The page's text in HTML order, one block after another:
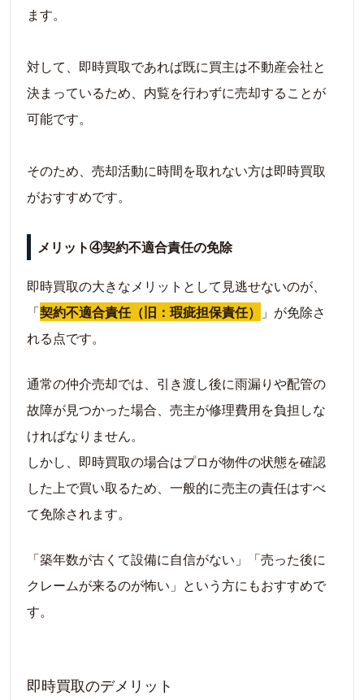
ます。
対して、即時買取であれば既に買主は不動産会社と
決まっているため、内覧を行わずに売却することが
可能です。
そのため、売却活動に時間を取れない方は即時買取
がおすすめです。
メリット④契約不適合責任の免除
即時買取の大きなメリットとして見逃せないのが、
「契約不適合責任（旧：瑕疵担保責任）
」が免除さ
れる点です。
通常の仲介売却では、引き渡し後に雨漏りや配管の
故障が見つかった場合、売主が修理費用を負担しな
ければなりません。
しかし、即時買取の場合はプロが物件の状態を確認
した上で買い取るため、一般的に売主の責任はすべ
て免除されます。
「築年数が古くて設備に自信がない」「売った後に
クレームが来るのが怖い」という方にもおすすめで
す。
即時買取のデメリット